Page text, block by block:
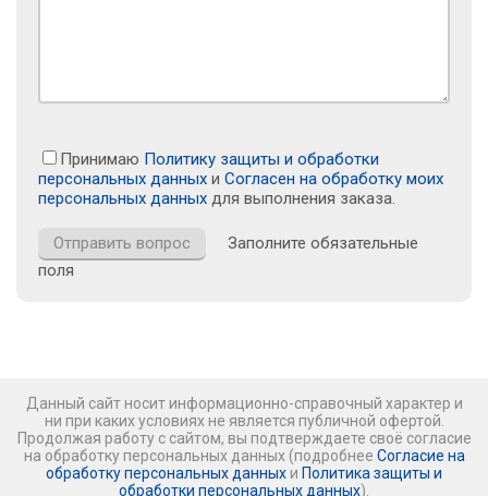
Принимаю Политику защиты и обработки
персональных данных и Согласен на обработку моих
персональных данных для выполнения заказа.
Заполните обязательные
поля
Данный сайт носит информационно-справочный характер и
ни при каких условиях не является публичной офертой.
Продолжая работу с сайтом, вы подтверждаете своё согласие
на обработку персональных данных (подробнее Согласие на
обработку персональных данных и Политика защиты и
обработки персональных данных).